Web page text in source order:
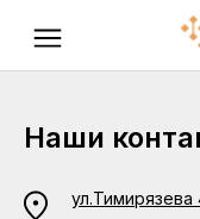
Наши